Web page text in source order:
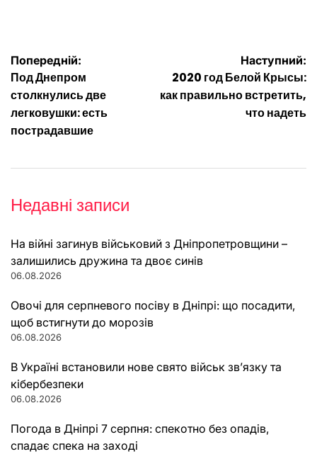
Навігація
записів
Попередній:
Под Днепром
столкнулись две
легковушки: есть
пострадавшие
Наступний:
2020 год Белой Крысы:
как правильно встретить,
что надеть
Недавні записи
На війні загинув військовий з Дніпропетровщини –
залишились дружина та двоє синів
06.08.2026
Овочі для серпневого посіву в Дніпрі: що посадити,
щоб встигнути до морозів
06.08.2026
В Україні встановили нове свято військ зв’язку та
кібербезпеки
06.08.2026
Погода в Дніпрі 7 серпня: спекотно без опадів,
спадає спека на заході